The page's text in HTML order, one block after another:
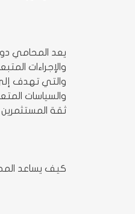
يعد المحامي
والإجراءات
والتي تهدف إلى
والسياسات
ثقة
كيف يساعد